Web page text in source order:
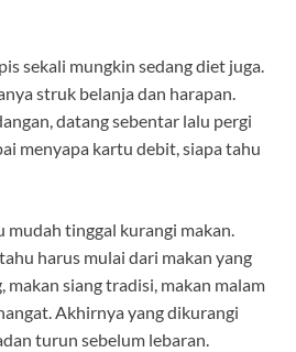
sekali mungkin sedang diet juga.
struk belanja dan harapan.
datang sebentar lalu pergi
menyapa kartu debit, siapa tahu
mudah tinggal kurangi makan.
harus mulai dari makan yang
makan siang tradisi, makan malam
Akhirnya yang dikurangi
turun sebelum lebaran.